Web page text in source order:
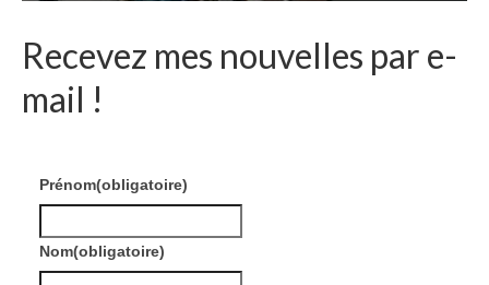
Recevez mes nouvelles par e-
mail !
Prénom(obligatoire)
Nom(obligatoire)